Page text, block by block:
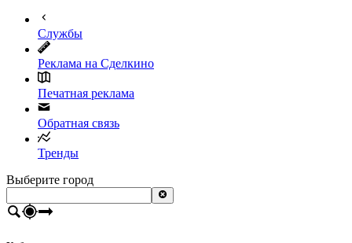
Службы
Реклама на Сделкино
Печатная реклама
Обратная связь
Тренды
Выберите город